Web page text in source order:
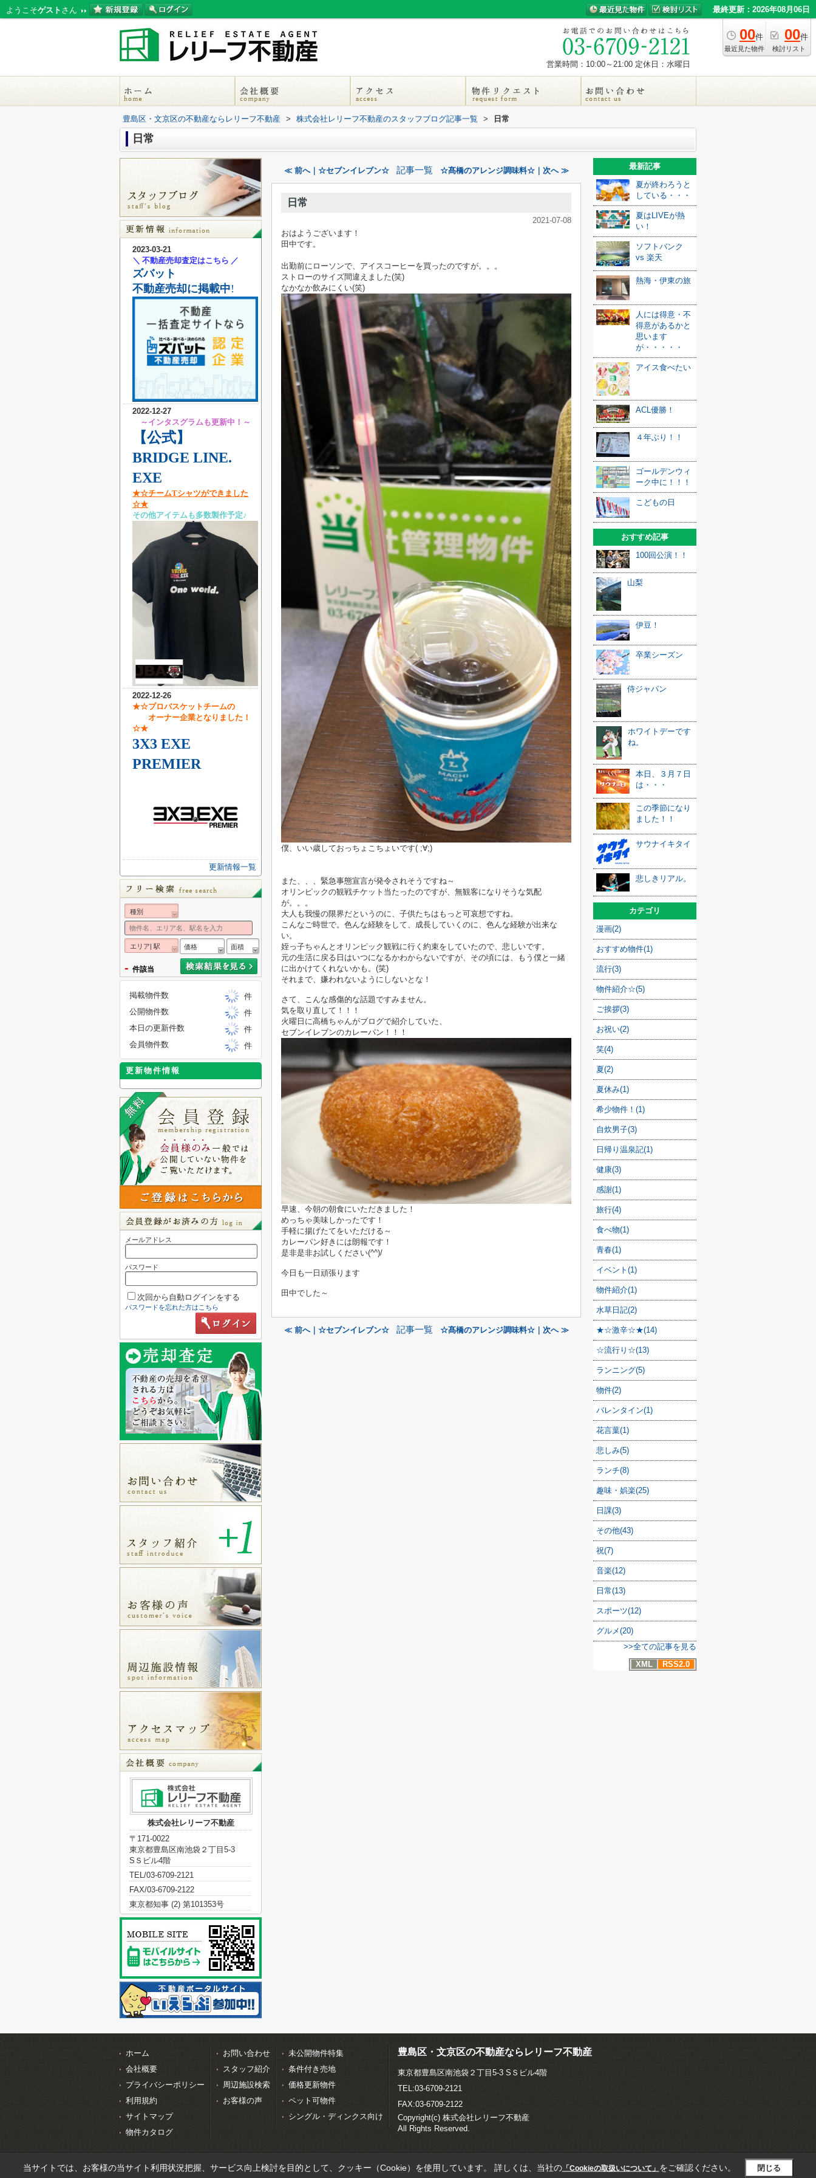
ようこそゲスト さん 最終更新：2026年08月06日
00件
最近見た物件
00件
検討リスト
営業時間：10:00～21:00 定休日：水曜日
豊島区・文京区の不動産ならレリーフ不動産 > 株式会社レリーフ不動産のスタッフブログ記事一覧 > 日常
日常
≪ 前へ｜☆セブンイレブン☆ 記事一覧 ☆髙橋のアレンジ調味料☆｜次へ ≫
日常
2021-07-08
おはようございます！
田中です。
出勤前にローソンで、アイスコーヒーを買ったのですが。。。
ストローのサイズ間違えました(笑)
なかなか飲みにくい(笑)
僕、いい歳しておっちょこちょいです( ;∀;)
また、、、緊急事態宣言が発令されそうですね～
オリンピックの観戦チケット当たったのですが、無観客になりそうな気配
が。。。
大人も我慢の限界だというのに、子供たちはもっと可哀想ですね。
こんなご時世で。色んな経験をして、成長していくのに、色んな経験が出来な
い。
姪っ子ちゃんとオリンピック観戦に行く約束をしていたので、悲しいです。
元の生活に戻る日はいつになるかわからないですが、その頃には、もう僕と一緒
に出かけてくれないかも。(笑)
それまで、嫌われないようにしないとな！
さて、こんな感傷的な話題ですみません。
気を取り直して！！！
火曜日に高橋ちゃんがブログで紹介していた、
セブンイレブンのカレーパン！！！
早速、今朝の朝食にいただきました！
めっちゃ美味しかったです！
手軽に揚げたてをいただける～
カレーパン好きには朗報です！
是非是非お試しください(^^)/
今日も一日頑張ります
田中でした～
≪ 前へ｜☆セブンイレブン☆ 記事一覧 ☆髙橋のアレンジ調味料☆｜次へ ≫
最新記事
夏が終わろうと
している・・・
夏はLIVEが熱
い！
ソフトバンク
vs 楽天
熱海・伊東の旅
人には得意・不
得意があるかと
思います
が・・・・・
アイス食べたい
ACL優勝！
４年ぶり！！
ゴールデンウィ
ーク中に！！！
こどもの日
おすすめ記事
100回公演！！
山梨
伊豆！
卒業シーズン
侍ジャパン
ホワイトデーです
ね。
本日、３月７日
は・・・
この季節になり
ました！！
サウナイキタイ
悲しきリアル。
カテゴリ
漫画(2)
おすすめ物件(1)
流行(3)
物件紹介☆(5)
ご挨拶(3)
お祝い(2)
笑(4)
夏(2)
夏休み(1)
希少物件！(1)
自炊男子(3)
日帰り温泉記(1)
健康(3)
感謝(1)
旅行(4)
食べ物(1)
青春(1)
イベント(1)
物件紹介(1)
水草日記(2)
★☆激辛☆★(14)
☆流行り☆(13)
ランニング(5)
物件(2)
バレンタイン(1)
花言葉(1)
悲しみ(5)
ランチ(8)
趣味・娯楽(25)
日課(3)
その他(43)
祝(7)
音楽(12)
日常(13)
スポーツ(12)
グルメ(20)
>>全ての記事を見る
XML
RSS2.0
2023-03-21
＼ 不動産売却査定はこちら ／
ズバット
不動産売却に掲載中!
2022-12-27
～インタスグラムも更新中！～
【公式】
BRIDGE LINE.
EXE
★☆チームTシャツができました
☆★
その他アイテムも多数製作予定♪
2022-12-26
★☆プロバスケットチームの
オーナー企業となりました！
☆★
3X3 EXE
PREMIER
更新情報一覧
種別
エリア| 駅 価格 面積
- 件該当
掲載物件数
件
公開物件数
件
本日の更新件数
件
会員物件数
件
更新物件情報
メールアドレス
パスワード
次回から自動ログインをする
パスワードを忘れた方はこちら
株式会社レリーフ不動産
〒171-0022
東京都豊島区南池袋２丁目5-3
SＳビル4階
TEL/03-6709-2121
FAX/03-6709-2122
東京都知事 (2) 第101353号
ホーム
会社概要
プライバシーポリシー
利用規約
サイトマップ
物件カタログ
お問い合わせ
スタッフ紹介
周辺施設検索
お客様の声
未公開物件特集
条件付き売地
価格更新物件
ペット可物件
シングル・ディンクス向け
豊島区・文京区の不動産ならレリーフ不動産
東京都豊島区南池袋２丁目5-3 SＳビル4階
TEL:03-6709-2121
FAX:03-6709-2122
Copyright(c) 株式会社レリーフ不動産
All Rights Reserved.
当サイトでは、お客様の当サイト利用状況把握、サービス向上検討を目的として、クッキー（Cookie）を使用しています。 詳しくは、当社の「Cookieの取扱いについて」 をご確認ください。 閉じる